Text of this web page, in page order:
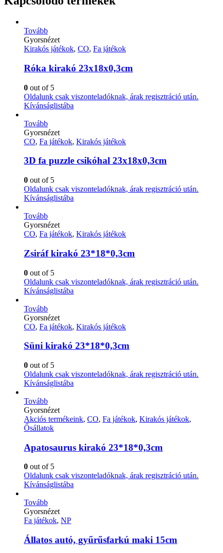
Tovább
Gyorsnézet
Kirakós játékok, CO, Fa játékok
Róka kirakó 23x18x0,3cm
0 out of 5
Oldalunk csak viszonteladóknak, árak regisztráció után.
Kívánságlistába
Tovább
Gyorsnézet
CO, Fa játékok, Kirakós játékok
3D fa puzzle csikóhal 23x18x0,3cm
0 out of 5
Oldalunk csak viszonteladóknak, árak regisztráció után.
Kívánságlistába
Tovább
Gyorsnézet
CO, Fa játékok, Kirakós játékok
Zsiráf kirakó 23*18*0,3cm
0 out of 5
Oldalunk csak viszonteladóknak, árak regisztráció után.
Kívánságlistába
Tovább
Gyorsnézet
CO, Fa játékok, Kirakós játékok
Süni kirakó 23*18*0,3cm
0 out of 5
Oldalunk csak viszonteladóknak, árak regisztráció után.
Kívánságlistába
Tovább
Gyorsnézet
Akciós termékeink, CO, Fa játékok, Kirakós játékok,
Ősállatok
Apatosaurus kirakó 23*18*0,3cm
0 out of 5
Oldalunk csak viszonteladóknak, árak regisztráció után.
Kívánságlistába
Tovább
Gyorsnézet
Fa játékok, NP
Állatos autó, gyűrűsfarkú maki 15cm